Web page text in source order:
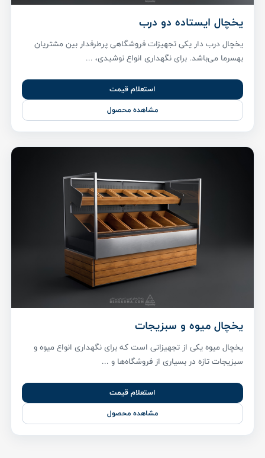
یخچال ایستاده دو درب
یخچال درب دار یکی تجهیزات فروشگاهی پر‌طرفدار بین مشتریان
بهسرما می‌باشد. برای نگهداری انواع نوشیدی، ...
استعلام قیمت
مشاهده محصول
یخچال میوه و سبزیجات
یخچال میوه یکی از تجهیزاتی است که برای نگهداری انواع میوه و
سبزیجات تازه در بسیاری از فروشگاه‌ها و ...
استعلام قیمت
مشاهده محصول